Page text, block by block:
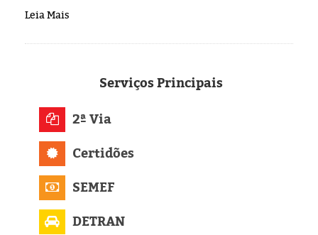
Eleições 2024
Leia Mais
ServiçosPrincipais
2ª Via
Certidões
SEMEF
DETRAN